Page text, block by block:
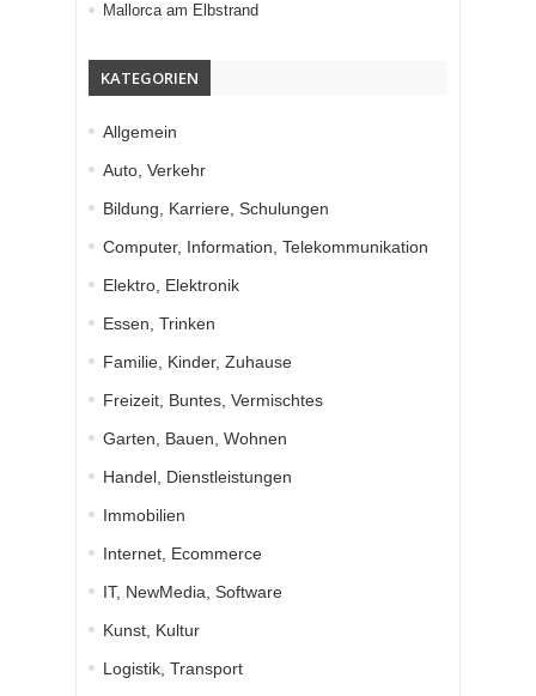
Mallorca am Elbstrand
KATEGORIEN
Allgemein
Auto, Verkehr
Bildung, Karriere, Schulungen
Computer, Information, Telekommunikation
Elektro, Elektronik
Essen, Trinken
Familie, Kinder, Zuhause
Freizeit, Buntes, Vermischtes
Garten, Bauen, Wohnen
Handel, Dienstleistungen
Immobilien
Internet, Ecommerce
IT, NewMedia, Software
Kunst, Kultur
Logistik, Transport